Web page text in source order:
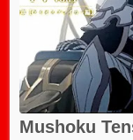
Mushoku